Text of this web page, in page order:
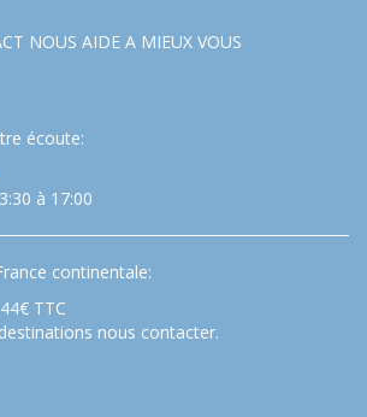
NOUS AIDE A MIEUX VOUS
écoute:
à 17:00
continentale:
TTC
nous contacter.